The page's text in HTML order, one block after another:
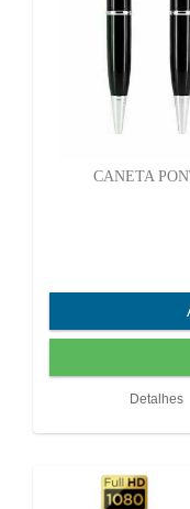
CANETA
Detalhes